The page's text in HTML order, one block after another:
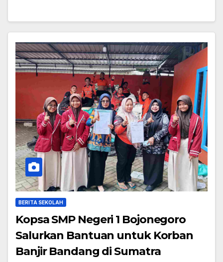
BERITA SEKOLAH
Kopsa SMP Negeri 1 Bojonegoro
Salurkan Bantuan untuk Korban
Banjir Bandang di Sumatra